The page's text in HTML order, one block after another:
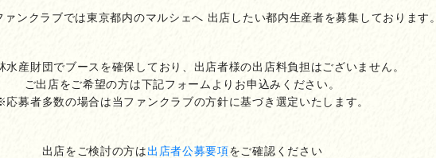
ァンクラブでは東京都内のマルシェへ 出店したい都内生産者を募集しております。
水産財団でブースを確保しており、出店者様の出店料負担はございません。
ご出店をご希望の方は下記フォームよりお申込みください。
応募者多数の場合は当ファンクラブの方針に基づき選定いたします。
出店をご検討の方は出店者公募要項をご確認ください